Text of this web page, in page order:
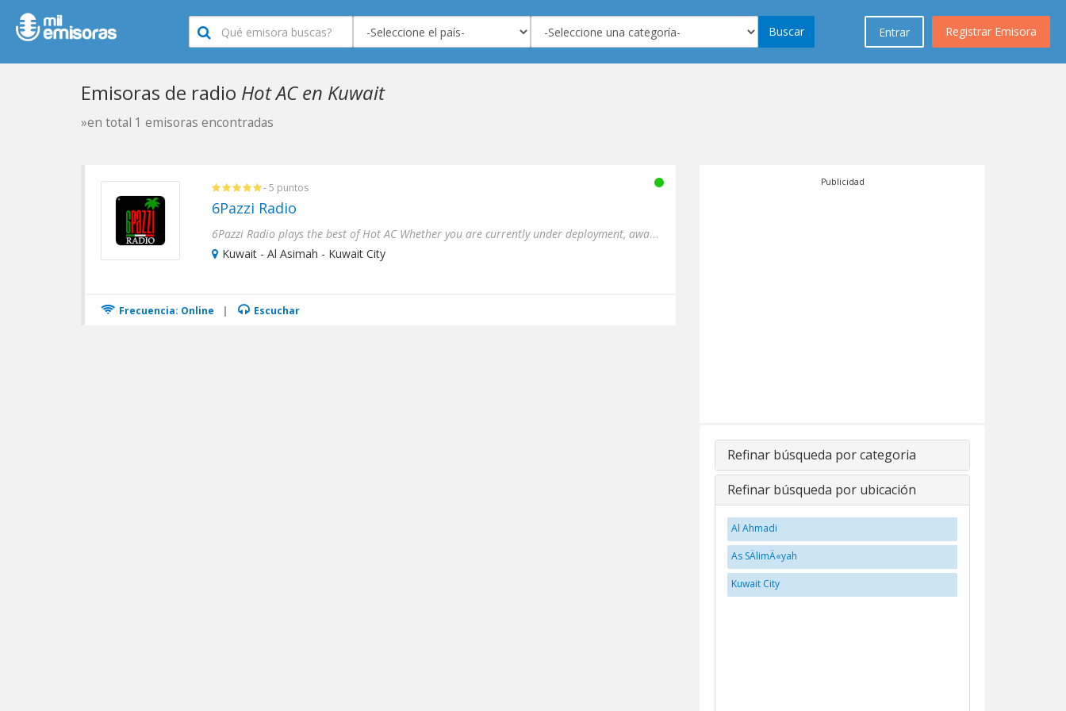
Registrar Emisora
Entrar
Buscar
Emisoras de radio Hot AC en Kuwait
»en total 1 emisoras encontradas
- 5 puntos
6Pazzi Radio
6Pazzi Radio plays the best of Hot AC Whether you are currently under deployment, away from home or have friends and ...
Kuwait - Al Asimah - Kuwait City
Frecuencia: Online | Escuchar
Publicidad
Refinar búsqueda por categoria
Refinar búsqueda por ubicación
Al Ahmadi
As SÄlimÄ«yah
Kuwait City